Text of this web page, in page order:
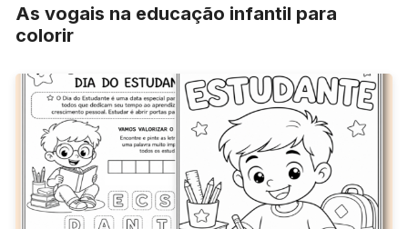
As vogais na educação infantil para
colorir